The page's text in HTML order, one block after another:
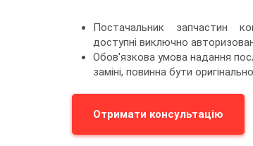
Постачальник запчастин
доступні виключно
Обов'язкова умова надання
заміні, повинна бути
Отримати консультацію